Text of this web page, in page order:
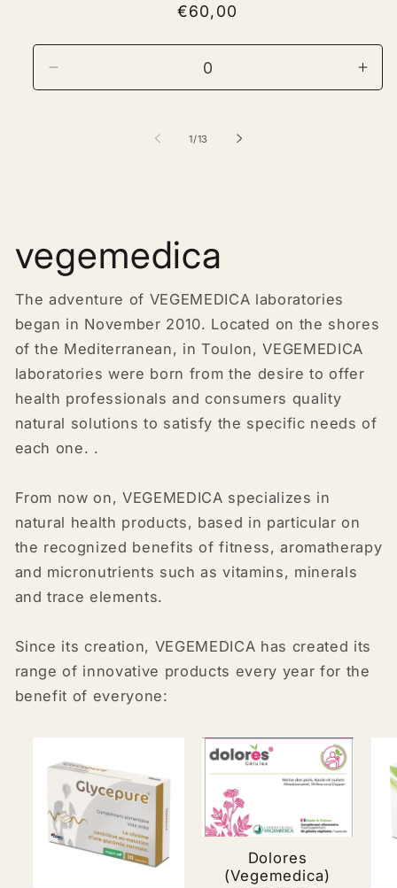
Regular
€60,00
quantity
1/of
13
vegemedica
The adventure of VEGEMEDICA laboratories
began in November 2010. Located on the shores
of the Mediterranean, in Toulon, VEGEMEDICA
laboratories were born from the desire to offer
health professionals and consumers quality
natural solutions to satisfy the specific needs of
each one. .
From now on, VEGEMEDICA specializes in
natural health products, based in particular on
the recognized benefits of fitness, aromatherapy
and micronutrients such as vitamins, minerals
and trace elements.
Since its creation, VEGEMEDICA has created its
range of innovative products every year for the
benefit of everyone:
Dolores
(Vegemedica)